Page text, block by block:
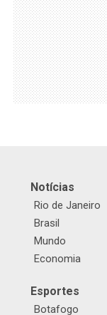
Notícias
Rio de Janeiro
Brasil
Mundo
Economia
Esportes
Botafogo